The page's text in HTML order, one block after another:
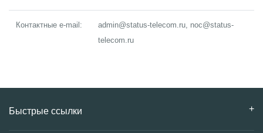
Контактные e-mail:
admin@status-telecom.ru, noc@status-
telecom.ru
Быстрые ссылки